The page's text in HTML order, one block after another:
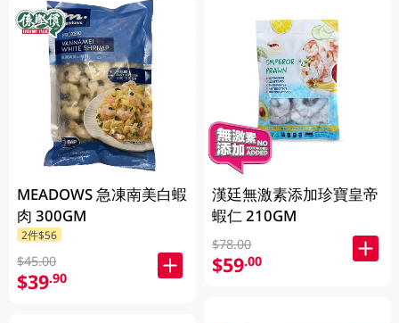
MEADOWS 急凍南美白蝦
肉 300GM
2件$56
$45.00
$39.90
漢廷無激素添加珍寶皇帝
蝦仁 210GM
$78.00
$59.00